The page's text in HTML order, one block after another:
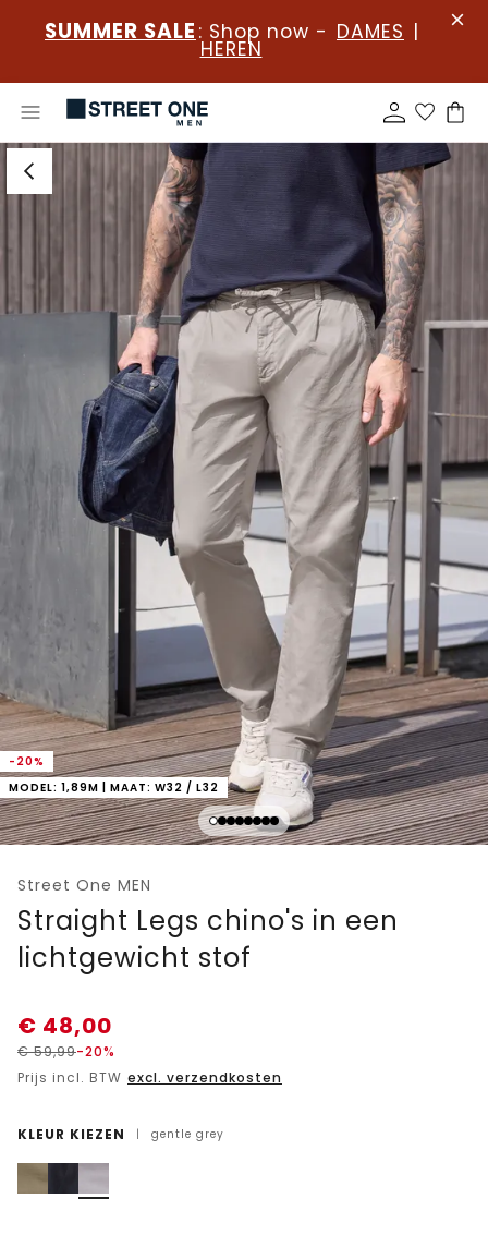
SUMMER SALE : Shop now - DAMES |
HEREN
-20%
MODEL: 1,89M | MAAT: W32 / L32
Street One MEN
Straight Legs chino's in een
lichtgewicht stof
€ 48,00
€59,99-20%
Prijs incl. BTW excl. verzendkosten
KLEUR KIEZEN | gentle grey